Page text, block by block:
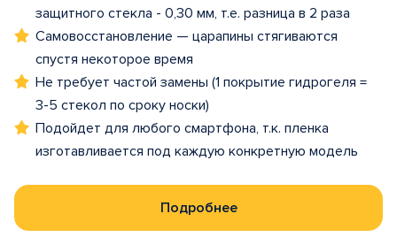
защитного стекла - 0,30 мм, т.е. разница в 2 раза
Самовосстановление — царапины стягиваются
спустя некоторое время
Не требует частой замены (1 покрытие гидрогеля =
3-5 стекол по сроку носки)
Подойдет для любого смартфона, т.к. пленка
изготавливается под каждую конкретную модель
Подробнее